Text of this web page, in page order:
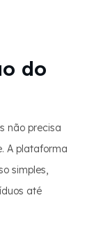
do
não precisa
A plataforma
simples,
até